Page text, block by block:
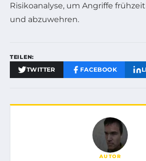
Risikoanalyse, um Angriffe
und abzuwehren.
TEILEN:
TWITTER FACEBOOK
AUTOR